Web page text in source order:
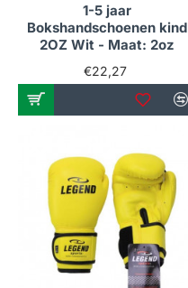
1-5 jaar
Bokshandschoenen kind
2OZ Wit - Maat: 2oz
€22,27